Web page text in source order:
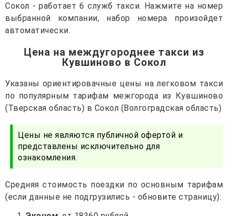
Сокол - работает 6 служб такси. Нажмите на номер
выбранной компании, набор номера произойдет
автоматически.
Цена на междугороднее такси из
Кувшиново в Сокол
Указаны ориентировачные цены на легковом такси
по популярным тарифам межгорода из Кувшиново
(Тверская область) в Сокол (Волгоградская область)
Цены не являются публичной офертой и
представлены исключительно для
ознакомления.
Средняя стоимость поездки по основным тарифам
(если данные не подгрузились - обновите страницу):